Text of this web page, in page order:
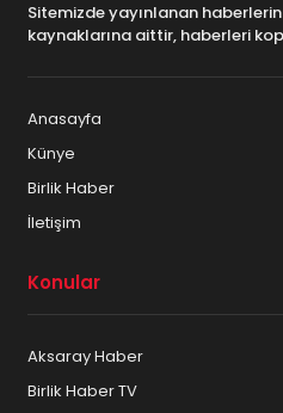
Sitemizde yayınlanan
kaynaklarına aittir, haberleri
Anasayfa
Künye
Birlik Haber
İletişim
Konular
Aksaray Haber
Birlik Haber TV